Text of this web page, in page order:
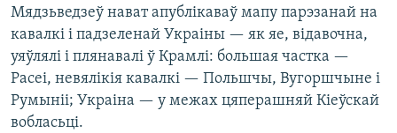
Мядзьведзеў нават апублікаваў мапу парэзанай на
кавалкі і падзеленай Украіны — як яе, відавочна,
уяўлялі і плянавалі ў Крамлі: большая частка —
Расеі, невялікія кавалкі — Польшчы, Вугоршчыне і
Румыніі; Украіна — у межах цяперашняй Кіеўскай
вобласьці.